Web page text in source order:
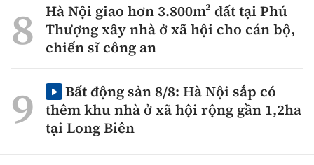
Hà Nội giao hơn 3.800m² đất tại Phú
Thượng xây nhà ở xã hội cho cán bộ,
chiến sĩ công an
Bất động sản 8/8: Hà Nội sắp có
thêm khu nhà ở xã hội rộng gần 1,2ha
tại Long Biên